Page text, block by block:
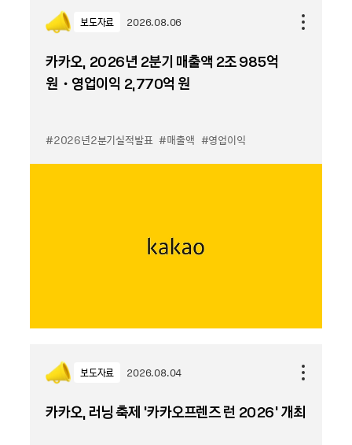
보도자료 2026.08.06
카카오, 2026년 2분기 매출액 2조 985억
원・영업이익 2,770억 원
#2026년2분기실적발표 #매출액 #영업이익
보도자료 2026.08.04
카카오, 러닝 축제 '카카오프렌즈 런 2026' 개최